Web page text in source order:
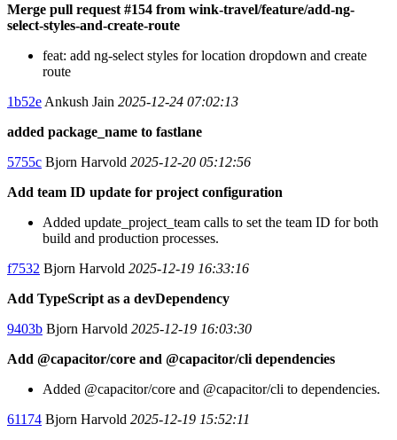
Merge pull request #154 from wink-travel/feature/add-ng-
select-styles-and-create-route
feat: add ng-select styles for location dropdown and create
route
1b52e Ankush Jain 2025-12-24 07:02:13
added package_name to fastlane
5755c Bjorn Harvold 2025-12-20 05:12:56
Add team ID update for project configuration
Added update_project_team calls to set the team ID for both
build and production processes.
f7532 Bjorn Harvold 2025-12-19 16:33:16
Add TypeScript as a devDependency
9403b Bjorn Harvold 2025-12-19 16:03:30
Add @capacitor/core and @capacitor/cli dependencies
Added @capacitor/core and @capacitor/cli to dependencies.
61174 Bjorn Harvold 2025-12-19 15:52:11